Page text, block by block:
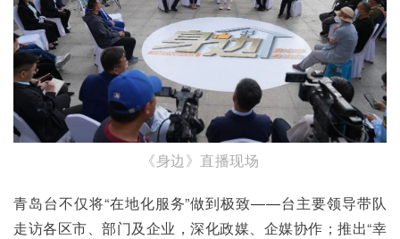
《身边》直播现场
青岛台不仅将“在地化服务”做到极致——台主要领导带队
走访各区市、部门及企业，深化政媒、企媒协作；推出“幸